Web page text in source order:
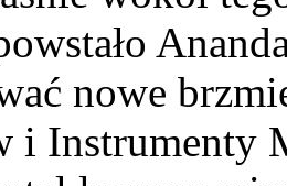
nowe
i Instrumenty